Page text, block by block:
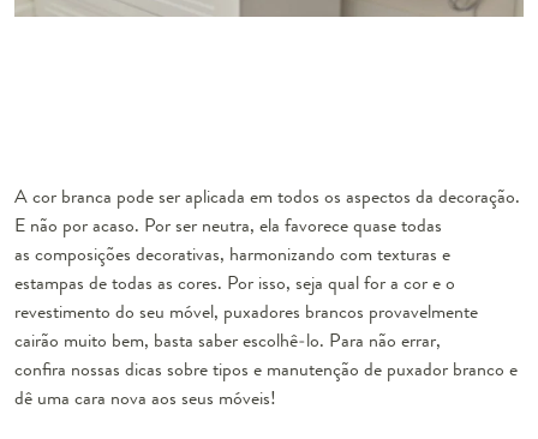
A cor branca pode ser aplicada em todos os aspectos da decoração.
E não por acaso. Por ser neutra, ela favorece quase todas
as composições decorativas, harmonizando com texturas e
estampas de todas as cores. Por isso, seja qual for a cor e o
revestimento do seu móvel, puxadores brancos provavelmente
cairão muito bem, basta saber escolhê-lo. Para não errar,
confira nossas dicas sobre tipos e manutenção de puxador branco e
dê uma cara nova aos seus móveis!